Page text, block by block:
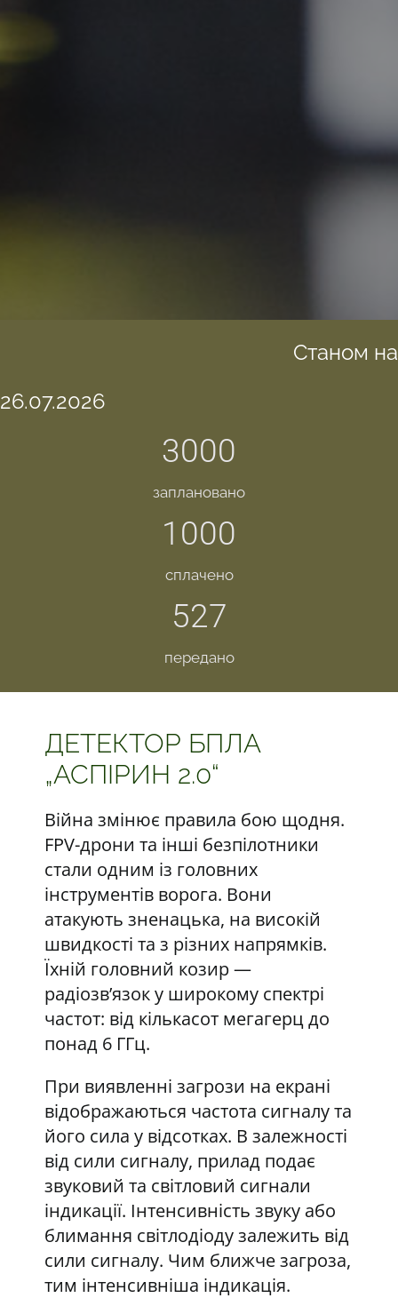
Станом на
26.07.2026
3000
заплановано
1000
сплачено
527
передано
ДЕТЕКТОР БПЛА
„АСПІРИН 2.0“
Війна змінює правила бою щодня.
FPV-дрони та інші безпілотники
стали одним із головних
інструментів ворога. Вони
атакують зненацька, на високій
швидкості та з різних напрямків.
Їхній головний козир —
радіозв’язок у широкому спектрі
частот: від кількасот мегагерц до
понад 6 ГГц.
При виявленні загрози на екрані
відображаються частота сигналу та
його сила у відсотках. В залежності
від сили сигналу, прилад подає
звуковий та світловий сигнали
індикації. Інтенсивність звуку або
блимання світлодіоду залежить від
сили сигналу. Чим ближче загроза,
тим інтенсивніша індикація.